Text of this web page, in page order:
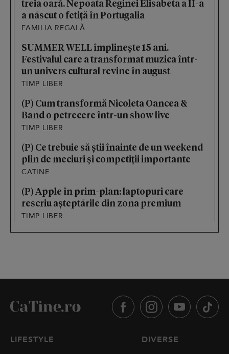
treia oară. Nepoata Reginei Elisabeta a II-a
a născut o fetiță în Portugalia
FAMILIA REGALĂ
SUMMER WELL împlinește 15 ani.
Festivalul care a transformat muzica într-
un univers cultural revine în august
TIMP LIBER
(P) Cum transformă Nicoleta Oancea &
Band o petrecere într-un show live
TIMP LIBER
(P) Ce trebuie să știi înainte de un weekend
plin de meciuri și competiții importante
CATINE
(P) Apple în prim-plan: laptopuri care
rescriu așteptările din zona premium
TIMP LIBER
LIFESTYLE
DIVERSE